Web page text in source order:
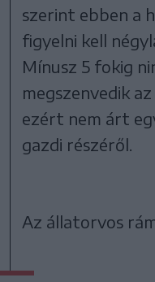
szerint ebben a
figyelni kell
Mínusz 5 fokig
megszenvedik
ezért nem árt
gazdi részéről.
Az állatorvos